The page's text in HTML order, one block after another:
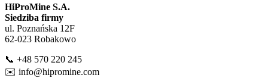
HiProMine S.A.
Siedziba firmy
ul. Poznańska 12F
62-023 Robakowo
📞 +48 570 220 245
✉️ info@hipromine.com